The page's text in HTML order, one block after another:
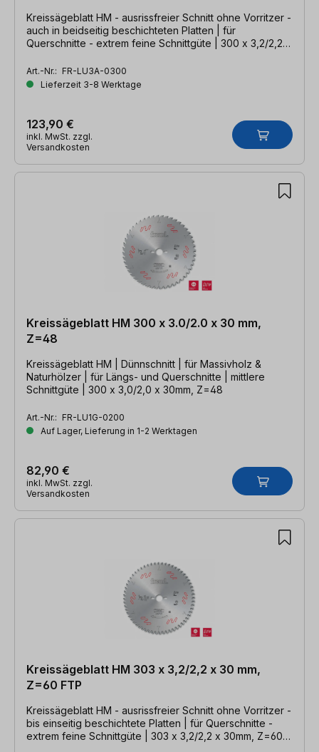
Kreissägeblatt HM - ausrissfreier Schnitt ohne Vorritzer -
auch in beidseitig beschichteten Platten | für
Querschnitte - extrem feine Schnittgüte | 300 x 3,2/2,2 x
Art.-Nr.: FR-LU3A-0300
Lieferzeit 3-8 Werktage
123,90 €
inkl. MwSt. zzgl.
Versandkosten
Kreissägeblatt HM 300 x 3.0/2.0 x 30 mm,
Z=48
Kreissägeblatt HM | Dünnschnitt | für Massivholz &
Naturhölzer | für Längs- und Querschnitte | mittlere
Schnittgüte | 300 x 3,0/2,0 x 30mm, Z=48
Art.-Nr.: FR-LU1G-0200
Auf Lager, Lieferung in 1-2 Werktagen
82,90 €
inkl. MwSt. zzgl.
Versandkosten
Kreissägeblatt HM 303 x 3,2/2,2 x 30 mm,
Z=60 FTP
Kreissägeblatt HM - ausrissfreier Schnitt ohne Vorritzer -
bis einseitig beschichtete Platten | für Querschnitte -
extrem feine Schnittgüte | 303 x 3,2/2,2 x 30mm, Z=60